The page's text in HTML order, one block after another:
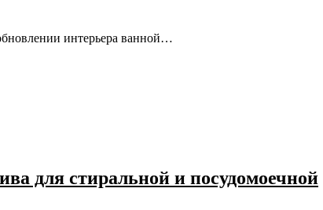
интерьера ванной…
для стиральной и посудомоечной